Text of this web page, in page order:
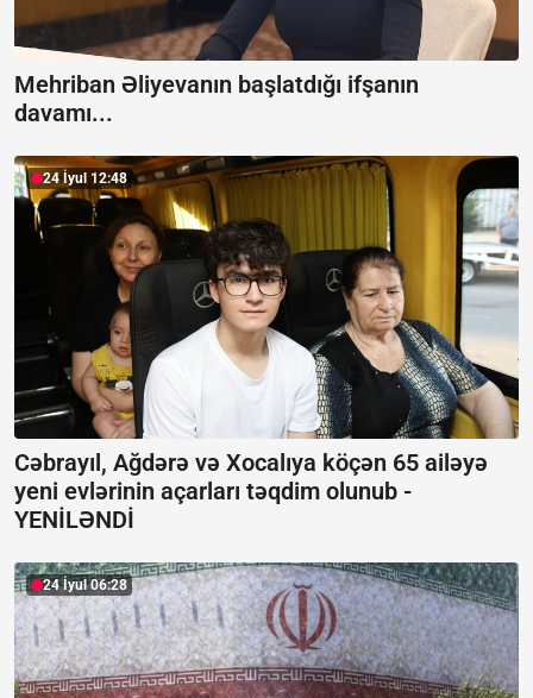
Mehriban Əliyevanın başlatdığı ifşanın
davamı...
24 İyul 12:48
Cəbrayıl, Ağdərə və Xocalıya köçən 65 ailəyə
yeni evlərinin açarları təqdim olunub -
YENİLƏNDİ
24 İyul 06:28